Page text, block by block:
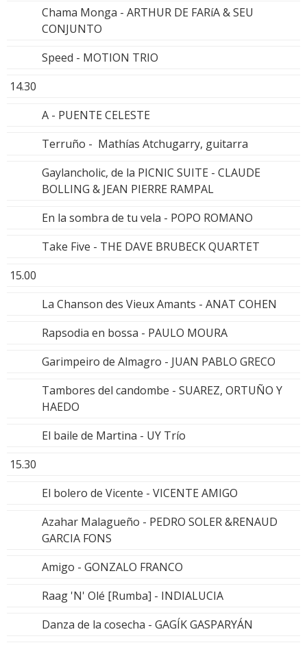
Chama Monga - ARTHUR DE FARíA & SEU
CONJUNTO
Speed - MOTION TRIO
14.30
A - PUENTE CELESTE
Terruño - Mathías Atchugarry, guitarra
Gaylancholic, de la PICNIC SUITE - CLAUDE
BOLLING & JEAN PIERRE RAMPAL
En la sombra de tu vela - POPO ROMANO
Take Five - THE DAVE BRUBECK QUARTET
15.00
La Chanson des Vieux Amants - ANAT COHEN
Rapsodia en bossa - PAULO MOURA
Garimpeiro de Almagro - JUAN PABLO GRECO
Tambores del candombe - SUAREZ, ORTUÑO Y
HAEDO
El baile de Martina - UY Trío
15.30
El bolero de Vicente - VICENTE AMIGO
Azahar Malagueño - PEDRO SOLER &RENAUD
GARCIA FONS
Amigo - GONZALO FRANCO
Raag 'N' Olé [Rumba] - INDIALUCIA
Danza de la cosecha - GAGÍK GASPARYÁN